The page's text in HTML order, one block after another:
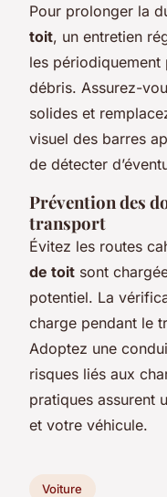
Pour prolonger la
toit, un entretien
les périodiquement
débris. Assurez-
solides et
visuel des barres
de détecter
Prévention des
transport
Évitez les routes
de toit sont
potentiel. La
charge pendant le
Adoptez une
risques liés aux
pratiques assurent
et votre véhicule.
Voiture